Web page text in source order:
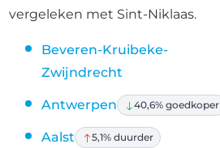
vergeleken met Sint-Niklaas.
Beveren-Kruibeke-
Zwijndrecht
Antwerpen 40,6% goedkoper
Aalst 5,1% duurder